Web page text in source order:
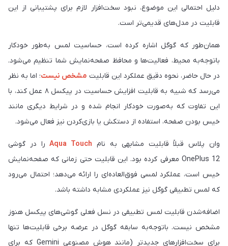
دلیل احتمالی این موضوع، نبود سخت‌افزار لازم برای پشتیبانی از این
قابلیت در مدل‌های قدیمی‌تر است.
همان‌طور که گوگل اشاره کرده است، حساسیت لمس به‌طور خودکار
باتوجه‌به محیط، فعالیت‌ها و محافظ صفحه‌نمایش شما تنظیم می‌شود.
در حال حاضر، نحوه دقیق عملکرد این قابلیت مشخص نیست؛ اما به نظر
می‌رسد که شبیه به قابلیت افزایش حساسیت در پیکسل ۸ عمل کند، با
این تفاوت که به‌صورت خودکار انجام شده و در شرایط دیگری مانند
خیس بودن صفحه، استفاده از دستکش یا بازی‌کردن نیز فعال می‌شود.
وان پلاس قبلاً قابلیت مشابهی به نام Aqua Touchرا در گوشی
OnePlus 12 معرفی کرده بود. این قابلیت حتی زمانی که صفحه‌نمایش
خیس است، عملکرد لمسی فوق‌العاده‌ای را ارائه می‌دهد؛ احتمال می‌رود
که لمس تطبیقی گوگل نیز عملکردی مشابه داشته باشد.
اضافه‌شدن قابلیت لمس تطبیقی در نسل فعلی گوشی‌های پیکسل هنوز
مشخص نیست. باتوجه‌به سابقه گوگل در عرضه برخی قابلیت‌ها تنها
برای سخت‌افزارهای جدیدتر (مانند هوش مصنوعی Gemini که برای